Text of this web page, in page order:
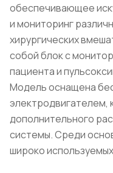
обеспечивающее
и мониторинг
хирургических
собой блок с
пациента и
Модель оснащена
электродвигателем,
дополнительного
системы. Среди
широко